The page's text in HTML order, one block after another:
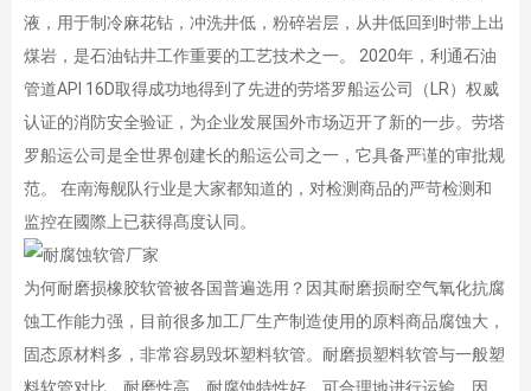
液，用于制冷麻花钻，冲洗井低，粉碎岩层，从井低回到时带上出
煤岩，是石油钻井工作重要的工艺技术之一。 2020年，利通石油
管道API 16D取得成功地得到了先进的劳塔罗船运公司（LR）权威
认证的消防安全验证，为企业发展国外市场迈开了新的一步。劳塔
罗船运公司是全世界创建长的船运公司之一，它具备严谨的审批规
范。 在南海舰队行业是大家都知道的，对检测商品的严苛检测和
监控在國際上已获得髙度认同。
为何耐磨损橡胶软管被各国普遍选用？因其耐磨损耐空气氧化抗腐
蚀工作能力强，目前很多加工厂生产制造使用的原料商品腐蚀大，
固态原材料多，非常容易毁坏塑料软管。耐磨损塑料软管与一般塑